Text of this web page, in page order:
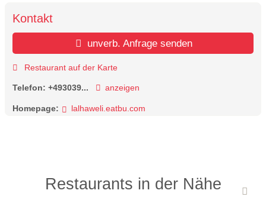
Kontakt
unverb. Anfrage senden
Restaurant auf der Karte
Telefon: +493039... anzeigen
Homepage: lalhaweli.eatbu.com
Restaurants in der Nähe